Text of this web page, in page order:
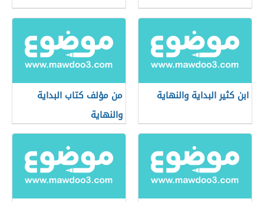
ابن كثير البداية والنهاية
من مؤلف كتاب البداية
والنهاية